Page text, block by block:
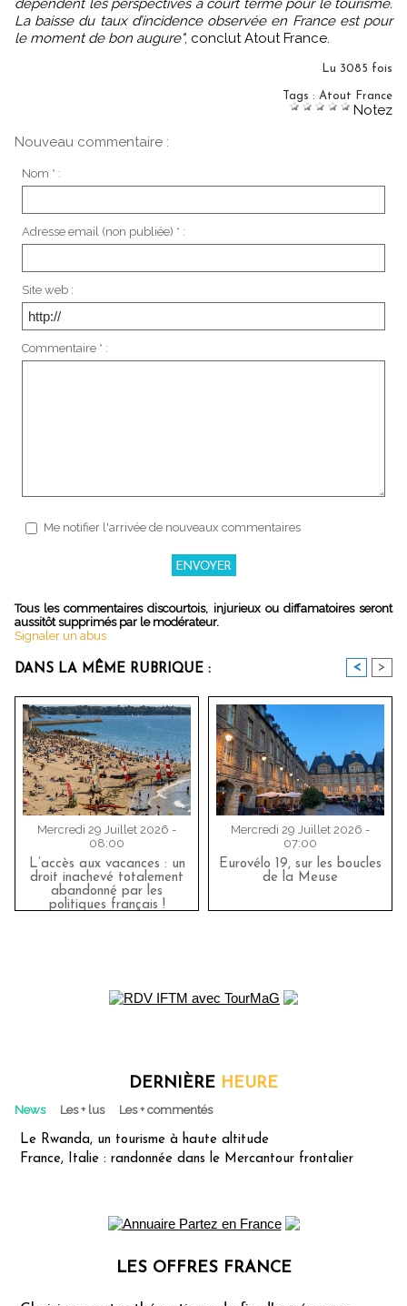
dépendent les perspectives à court terme pour le tourisme.
La baisse du taux d’incidence observée en France est pour
le moment de bon augure", conclut Atout France.
Lu 3085 fois
Tags : Atout France
Notez
Nouveau commentaire :
Nom * :
Adresse email (non publiée) * :
Site web :
Commentaire * :
Me notifier l'arrivée de nouveaux commentaires
Tous les commentaires discourtois, injurieux ou diffamatoires seront
aussitôt supprimés par le modérateur.
Signaler un abus
DANS LA MÊME RUBRIQUE : < >
Mercredi 29 Juillet 2026 -
08:00
L’accès aux vacances : un
droit inachevé totalement
abandonné par les
politiques français !
Mercredi 29 Juillet 2026 -
07:00
Eurovélo 19, sur les boucles
de la Meuse
DERNIÈRE HEURE
News Les + lus Les + commentés
Le Rwanda, un tourisme à haute altitude
France, Italie : randonnée dans le Mercantour frontalier
LES OFFRES FRANCE